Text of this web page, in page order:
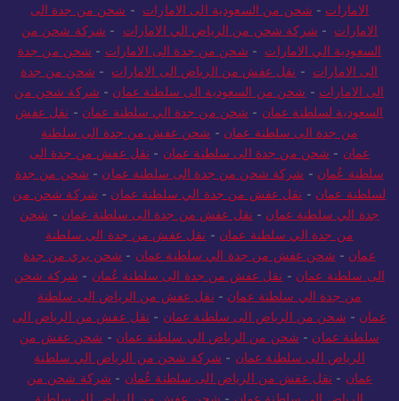
الامارات - شحن من السعودية الى الامارات - شحن من جدة الى
الامارات - شركة شحن من الرياض الي الامارات - شركة شحن من
السعودية الي الامارات - شحن من جدة الى الامارات - شحن من جدة
الى الامارات - نقل عفش من الرياض الى الامارات - شحن من جدة
الى الامارات - شحن من السعودية الى سلطنة عمان - شركة شحن من
السعودية لسلطنة عمان - شحن من جدة الي سلطنة عمان - نقل عفش
من جدة الى سلطنة عمان - شحن عفش من جدة الى سلطنة
عمان - شحن من جدة الى سلطنة عمان - نقل عفش من جدة الى
سلطنة عُمان - شركة شحن من جدة الى سلطنة عمان - شحن من جدة
لسلطنة عمان - نقل عفش من جدة الي سلطنة عمان - شركة شحن من
جدة الي سلطنة عمان - نقل عفش من جدة الى سلطنة عمان - شحن
من جدة الي سلطنة عمان - نقل عفش من جدة الى سلطنة
عمان - شحن عفش من جدة الي سلطنة عمان - شحن بري من جدة
الى سلطنة عمان - نقل عفش من جدة الى سلطنة عُمان - شركة شحن
من جدة الي سلطنة عمان - نقل عفش من الرياض الى سلطنة
عمان - شحن من الرياض الى سلطنة عمان - نقل عفش من الرياض الى
سلطنة عمان - شحن من الرياض الي سلطنة عمان - شحن عفش من
الرياض الى سلطنة عمان - شركة شحن من الرياض الي سلطنة
عمان - نقل عفش من الرياض الى سلطنة عُمان - شركة شحن من